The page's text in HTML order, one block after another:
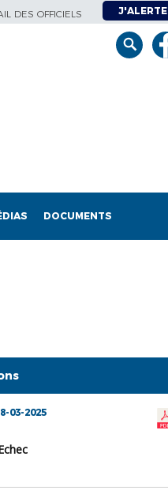
DES OFFICIELS J'ALERTE
DOCUMENTS
03-2025